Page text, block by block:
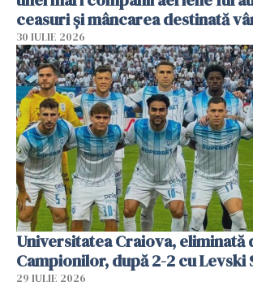
ceasuri și mâncarea destinată
30 IULIE 2026
Universitatea Craiova, eliminată
Campionilor, după 2-2 cu Levski
29 IULIE 2026